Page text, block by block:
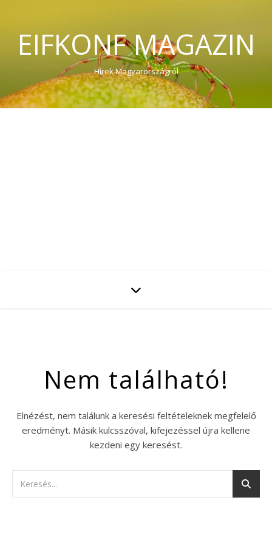
EIFKONF MAGAZIN
Hírek Magyarországról
Nem található!
Elnézést, nem találunk a keresési feltételeknek megfelelő
eredményt. Másik kulcsszóval, kifejezéssel újra kellene
kezdeni egy keresést.